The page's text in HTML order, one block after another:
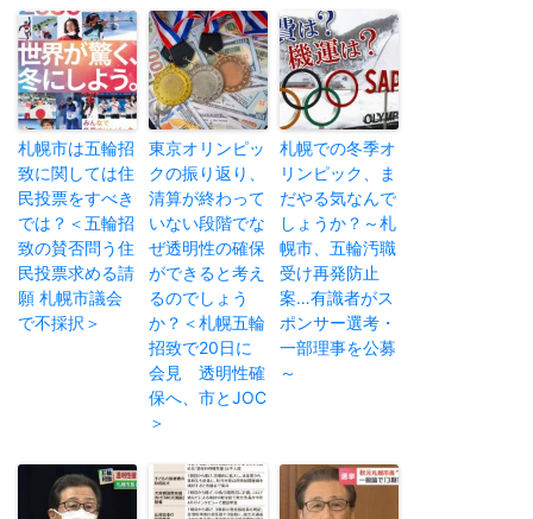
札幌市は五輪招
致に関しては住
民投票をすべき
では？＜五輪招
致の賛否問う住
民投票求める請
願 札幌市議会
で不採択＞
東京オリンピッ
クの振り返り、
清算が終わって
いない段階でな
ぜ透明性の確保
ができると考え
るのでしょう
か？＜札幌五輪
招致で20日に
会見 透明性確
保へ、市とJOC
＞
札幌での冬季オ
リンピック、ま
だやる気なんで
しょうか？～札
幌市、五輪汚職
受け再発防止
案…有識者がス
ポンサー選考・
一部理事を公募
～